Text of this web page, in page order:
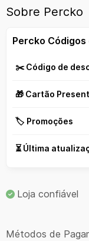
Sobre Percko
Percko
✂️ Código de
🎁 Cartão
🏷️ Promoções
⏳ Última
Loja confiável
Métodos de